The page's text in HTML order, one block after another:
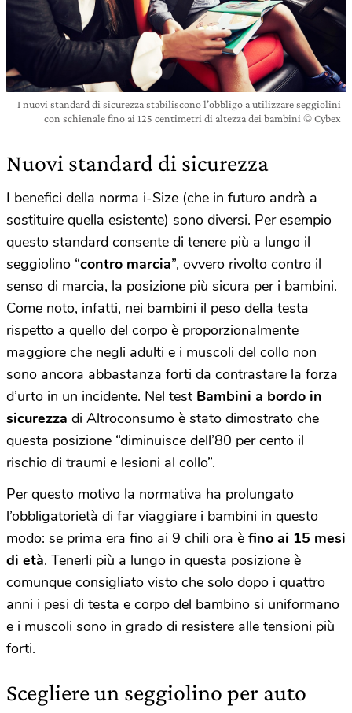
I nuovi standard di sicurezza stabiliscono l’obbligo a utilizzare seggiolini
con schienale fino ai 125 centimetri di altezza dei bambini © Cybex
Nuovi standard di sicurezza
I benefici della norma i-Size (che in futuro andrà a
sostituire quella esistente) sono diversi. Per esempio
questo standard consente di tenere più a lungo il
seggiolino “contro marcia”, ovvero rivolto contro il
senso di marcia, la posizione più sicura per i bambini.
Come noto, infatti, nei bambini il peso della testa
rispetto a quello del corpo è proporzionalmente
maggiore che negli adulti e i muscoli del collo non
sono ancora abbastanza forti da contrastare la forza
d’urto in un incidente. Nel test Bambini a bordo in
sicurezza di Altroconsumo è stato dimostrato che
questa posizione “diminuisce dell’80 per cento il
rischio di traumi e lesioni al collo”.
Per questo motivo la normativa ha prolungato
l’obbligatorietà di far viaggiare i bambini in questo
modo: se prima era fino ai 9 chili ora è fino ai 15 mesi
di età. Tenerli più a lungo in questa posizione è
comunque consigliato visto che solo dopo i quattro
anni i pesi di testa e corpo del bambino si uniformano
e i muscoli sono in grado di resistere alle tensioni più
forti.
Scegliere un seggiolino per auto